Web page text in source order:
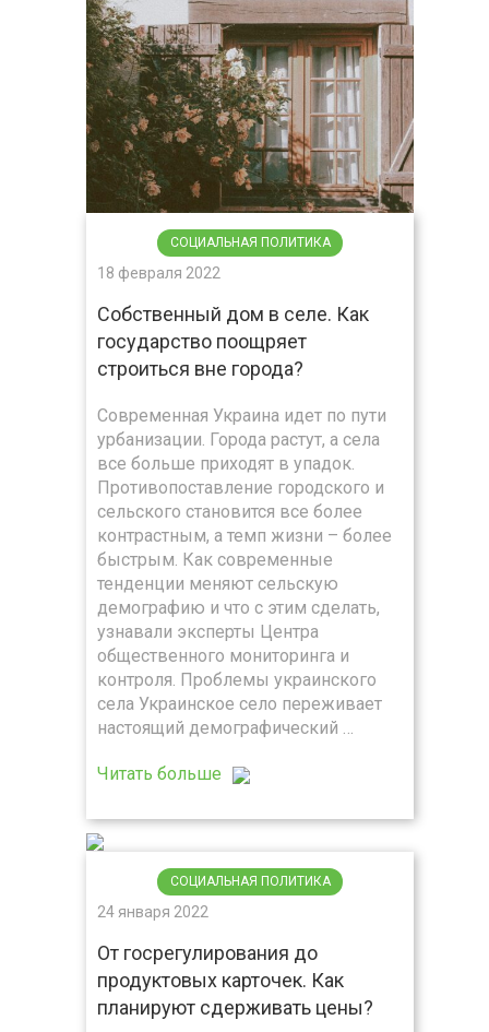
СОЦИАЛЬНАЯ ПОЛИТИКА
18 февраля 2022
Собственный дом в селе. Как
государство поощряет
строиться вне города?
Современная Украина идет по пути
урбанизации. Города растут, а села
все больше приходят в упадок.
Противопоставление городского и
сельского становится все более
контрастным, а темп жизни – более
быстрым. Как современные
тенденции меняют сельскую
демографию и что с этим сделать,
узнавали эксперты Центра
общественного мониторинга и
контроля. Проблемы украинского
села Украинское село переживает
настоящий демографический …
Читать больше
СОЦИАЛЬНАЯ ПОЛИТИКА
24 января 2022
От госрегулирования до
продуктовых карточек. Как
планируют сдерживать цены?